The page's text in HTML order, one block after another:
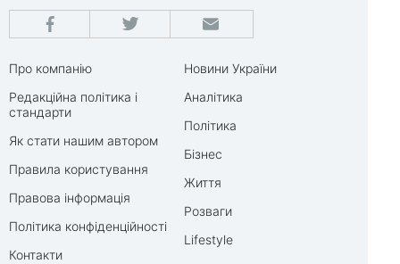
Про компанію
Редакційна політика і
стандарти
Як стати нашим автором
Правила користування
Правова інформація
Політика конфіденційності
Контакти
Новини України
Аналітика
Політика
Бізнес
Життя
Розваги
Lifestyle